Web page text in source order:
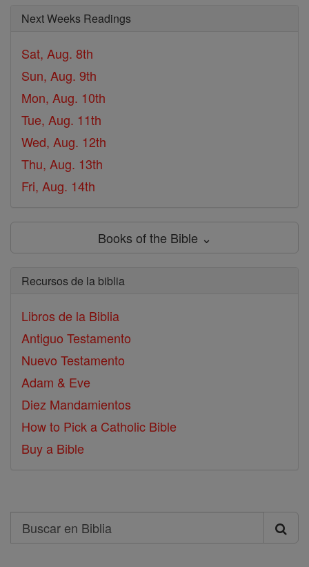
Next Weeks Readings
Sat, Aug. 8th
Sun, Aug. 9th
Mon, Aug. 10th
Tue, Aug. 11th
Wed, Aug. 12th
Thu, Aug. 13th
Fri, Aug. 14th
Books of the Bible ⌄
Recursos de la biblia
Libros de la Biblia
Antiguo Testamento
Nuevo Testamento
Adam & Eve
Diez Mandamientos
How to Pick a Catholic Bible
Buy a Bible
Search
Buscar